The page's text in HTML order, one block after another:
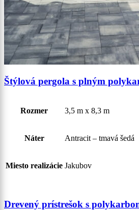
Štýlová pergola s plným
Rozmer 3,5 m x 8,3 m
Náter Antracit – tmavá šedá
Miesto realizácie Jakubov
Drevený prístrešok s